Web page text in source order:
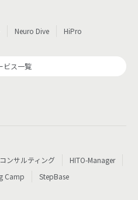
Neuro Dive HiPro
ビス一覧
ンサルティング
HITO-Manager
Camp StepBase